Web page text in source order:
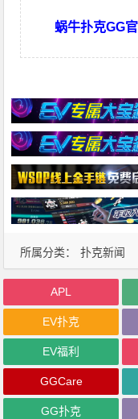
蜗牛扑克GG
所属分类： 扑克新闻
APL
EV扑克
EV福利
GGCare
GG扑克